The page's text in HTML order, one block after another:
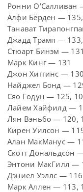
Ронни О’Салливан
Алфи Бёрден —
Танават
Джадд Трамп —
Стюарт Бинэм —
Марк Кинг — 131
Джон Хиггинс —
Найджел Бонд —
Сяо Годун — 125,
Лайем Хайфилд —
Лян Вэньбо — 120,
Кирен Уилсон —
Алан МакМанус —
Скотт Дональдсон
Энтони МакГилл —
Дэниел Уэллс — 116
Марк Аллен — 113,